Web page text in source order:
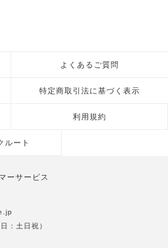
よくあるご質問
特定商取引法に基づく表示
利用規約
ルート
ーサービス
：土日祝）